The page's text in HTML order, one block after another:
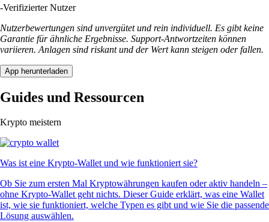
-Verifizierter Nutzer
Nutzerbewertungen sind unvergütet und rein individuell. Es gibt keine
Garantie für ähnliche Ergebnisse. Support-Antwortzeiten können
variieren. Anlagen sind riskant und der Wert kann steigen oder fallen.
App herunterladen
Guides und Ressourcen
Krypto meistern
Was ist eine Krypto-Wallet und wie funktioniert sie?
Ob Sie zum ersten Mal Kryptowährungen kaufen oder aktiv handeln –
ohne Krypto-Wallet geht nichts. Dieser Guide erklärt, was eine Wallet
ist, wie sie funktioniert, welche Typen es gibt und wie Sie die passende
Lösung auswählen.